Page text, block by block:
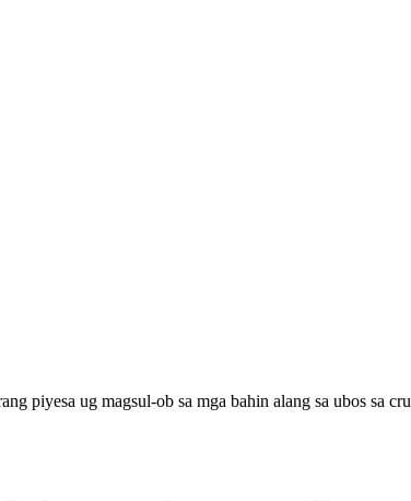
piyesa ug magsul-ob sa mga bahin alang sa ubos sa